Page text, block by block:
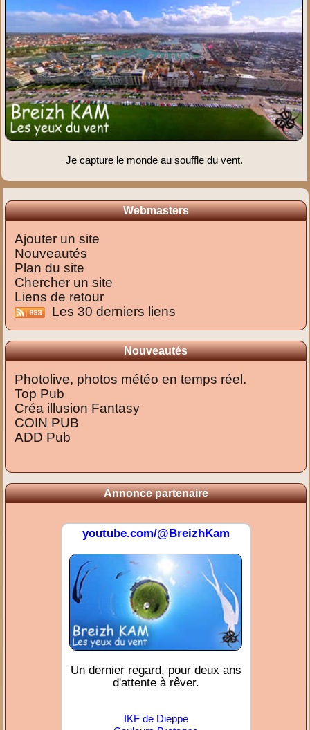
Je capture le monde au souffle du vent.
Webmasters
Ajouter un site
Nouveautés
Plan du site
Chercher un site
Liens de retour
Les 30 derniers liens
Nouveautés
Photolive, photos météo en temps réel.
Top Pub
Créa illusion Fantasy
COIN PUB
ADD Pub
Annonce partenaire
youtube.com/@BreizhKam
Un dernier regard, pour deux ans
d'attente à rêver.
IKF de Dieppe